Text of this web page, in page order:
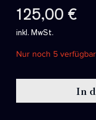
125,00 €
inkl. MwSt.
Nur noch 5 verfügbar
In